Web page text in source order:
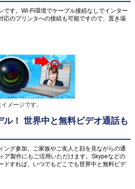
です。Wi-Fi環境でケーブル接続なしでインター
応のプリンタへの接続も可能ですので、置き場
メージです。
！ 世界中と無料ビデオ通話も
ング参加。ご家族やご友人と顔を見ながらの通
ア製作にもご活用いただけます。Skypeなどの
ドすれば、いつでもどこでも世界中と無料ビデ